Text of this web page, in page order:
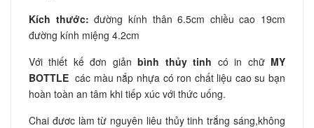
Kích thước: đường kính thân 6.5cm chiều cao 19cm
đường kính miệng 4.2cm
Với thiết kế đơn giảnbình thủy tinh có in chữ MY
BOTTLEcác màu nắp nhựa có ron chất liệu cao su bạn
hoàn toàn an tâm khi tiếp xúc với thức uống.
Chai đươc làm từ nguyên liêu thủy tinh trắng sáng,không